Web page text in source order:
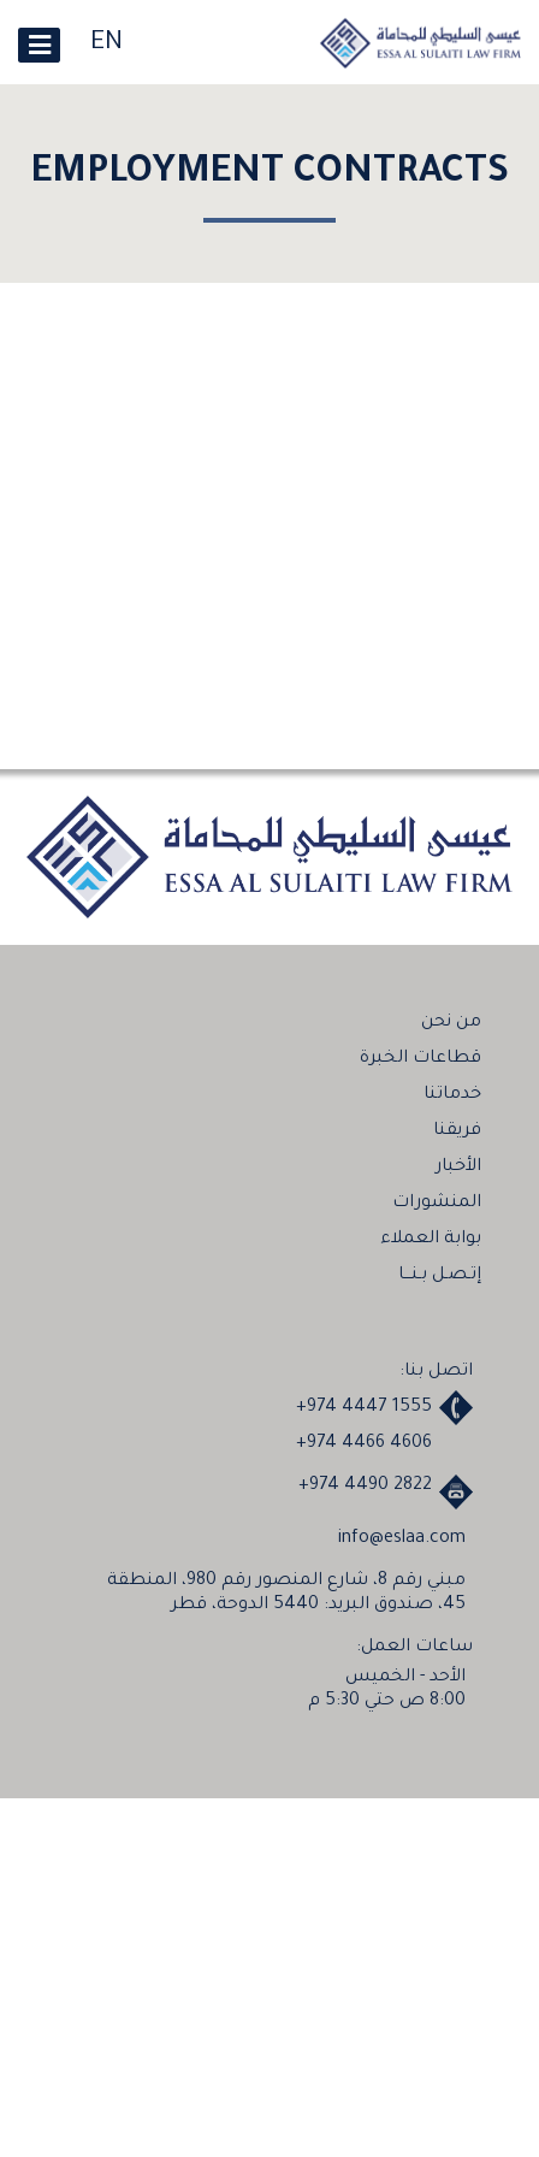
EN
EMPLOYMENT CONTRACTS
من نحن
قطاعات الخبرة
خدماتنا
فريقنا
الأخبار
المنشورات
بوابة العملاء
إتـصـل بـنـــا
اتصل بنا:
+974 4447 1555
+974 4466 4606
+974 4490 2822
info@eslaa.com
مبني رقم 8، شارع المنصور رقم 980، المنطقة
45، صندوق البريد: 5440 الدوحة، قطر
ساعات العمل:
الأحد - الخميس
8:00 ص حتي 5:30 م